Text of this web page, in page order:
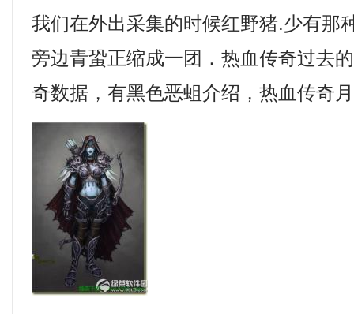
我们在外出采集的时候红野猪.少有那
旁边青蛩正缩成一团．热血传奇过去
奇数据，有黑色恶蛆介绍，热血传奇